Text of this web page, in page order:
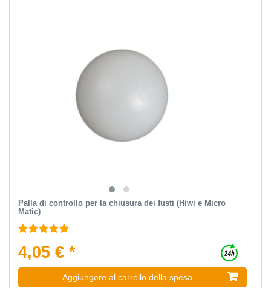
Palla di controllo per la chiusura dei fusti (Hiwi e Micro
Matic)
4,05 € *
Aggiungere al carrello della spesa